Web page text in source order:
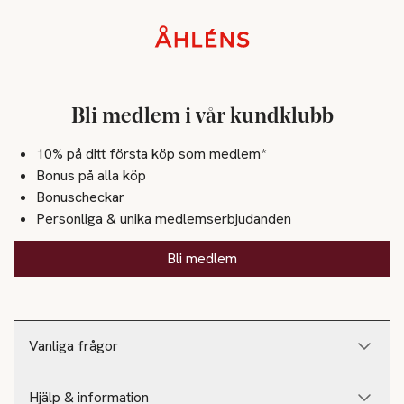
Vanliga frågor
Hjälp & information
Bli medlem i vår kundklubb
10% på ditt första köp som medlem*
Bonus på alla köp
Bonuscheckar
Personliga & unika medlemserbjudanden
Bli medlem